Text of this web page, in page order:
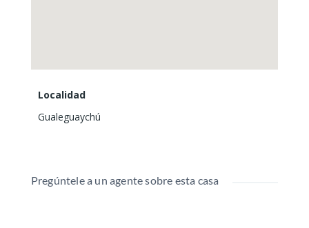
Localidad
Gualeguaychú
Pregúntele a un agente sobre esta casa